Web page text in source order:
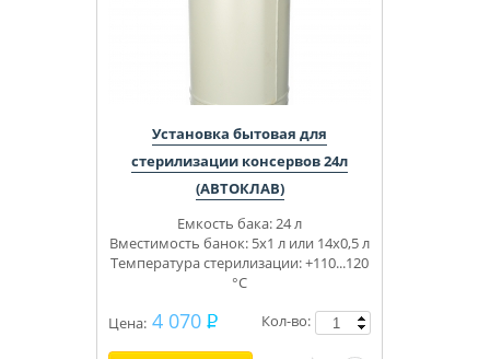
Установка бытовая для
стерилизации консервов 24л
(АВТОКЛАВ)
Емкость бака: 24 л
Вместимость банок: 5х1 л или 14х0,5 л
Температура стерилизации: +110...120
°С
Цена: 4 070
Кол-во: